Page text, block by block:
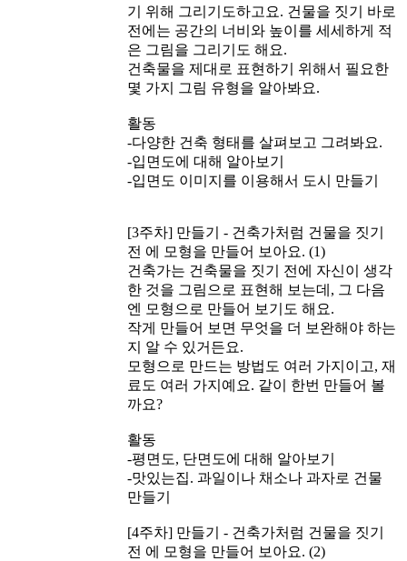
기 위해 그리기도하고요. 건물을 짓기 바로
전에는 공간의 너비와 높이를 세세하게 적
은 그림을 그리기도 해요.
건축물을 제대로 표현하기 위해서 필요한
몇 가지 그림 유형을 알아봐요.
활동
-다양한 건축 형태를 살펴보고 그려봐요.
-입면도에 대해 알아보기
-입면도 이미지를 이용해서 도시 만들기
[3주차] 만들기 - 건축가처럼 건물을 짓기
전 에 모형을 만들어 보아요. (1)
건축가는 건축물을 짓기 전에 자신이 생각
한 것을 그림으로 표현해 보는데, 그 다음
엔 모형으로 만들어 보기도 해요.
작게 만들어 보면 무엇을 더 보완해야 하는
지 알 수 있거든요.
모형으로 만드는 방법도 여러 가지이고, 재
료도 여러 가지예요. 같이 한번 만들어 볼
까요?
활동
-평면도, 단면도에 대해 알아보기
-맛있는집. 과일이나 채소나 과자로 건물
만들기
[4주차] 만들기 - 건축가처럼 건물을 짓기
전 에 모형을 만들어 보아요. (2)